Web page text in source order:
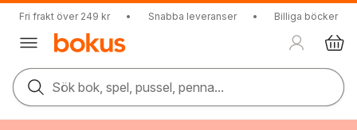
Fri frakt över 249 kr • Snabba leveranser • Billiga böcker
Sök bok, spel, pussel, penna...